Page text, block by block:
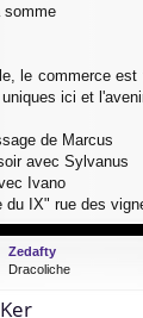
somme
le commerce
ici et
de Marcus
avec Sylvanus
Ivano
du IX" rue des
Zedafty
Dracoliche